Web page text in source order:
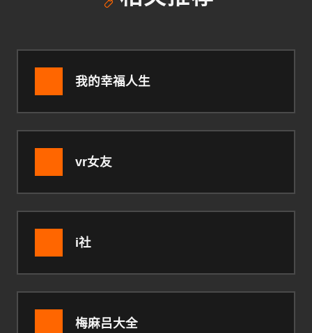
我的幸福人生
vr女友
i社
梅麻吕大全